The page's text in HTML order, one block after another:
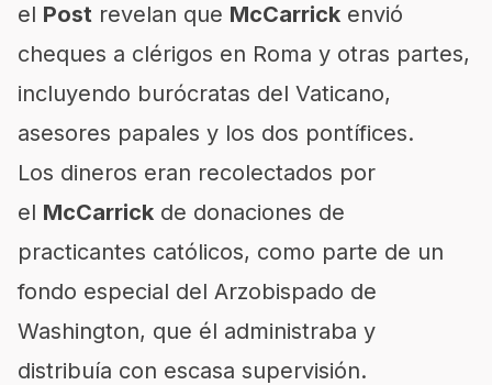
el Post revelan que McCarrick envió
cheques a clérigos en Roma y otras partes,
incluyendo burócratas del Vaticano,
asesores papales y los dos pontífices.
Los dineros eran recolectados por
el McCarrick de donaciones de
practicantes católicos, como parte de un
fondo especial del Arzobispado de
Washington, que él administraba y
distribuía con escasa supervisión.